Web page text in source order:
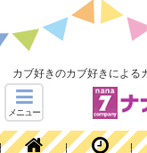
カブ好きのカブ好きによる
メニュー